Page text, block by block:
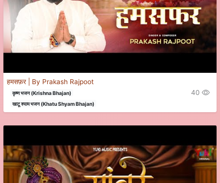
हमसफ़र | By Prakash Rajpoot
कृष्ण भजन (Krishna Bhajan)
खाटू श्याम भजन (Khatu Shyam Bhajan)
40